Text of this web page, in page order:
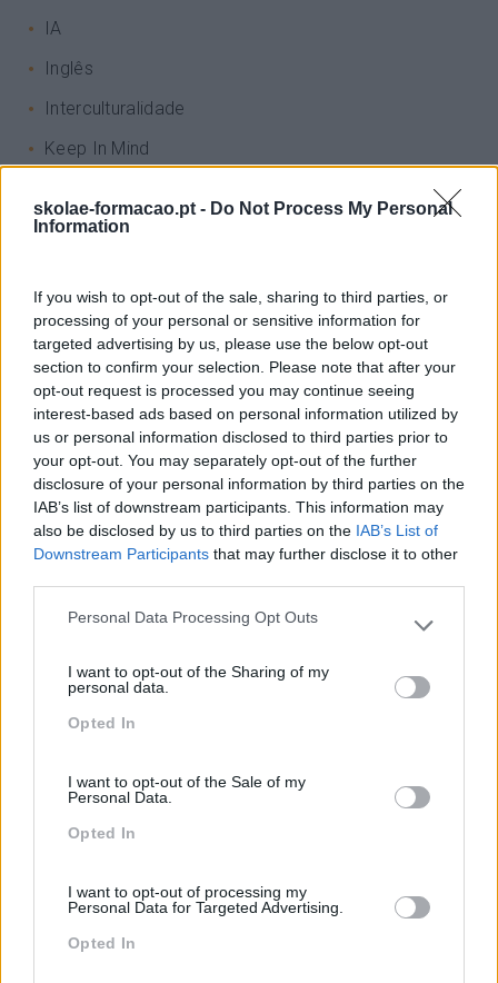
skolae-formacao.pt - Do Not Process My Personal
Information
If you wish to opt-out of the sale, sharing to third parties, or
processing of your personal or sensitive information for
targeted advertising by us, please use the below opt-out
section to confirm your selection. Please note that after your
opt-out request is processed you may continue seeing
interest-based ads based on personal information utilized by
us or personal information disclosed to third parties prior to
your opt-out. You may separately opt-out of the further
disclosure of your personal information by third parties on the
IAB’s list of downstream participants. This information may
also be disclosed by us to third parties on the IAB’s List of
Downstream Participants that may further disclose it to other
Please note that this website/app uses one or more Google
not limited to your visit or usage behaviour. You may click to
grant or deny consent to Google and its third-party tags to
use your data for below specified purposes in below Google
Personal Data Processing Opt Outs
I want to opt-out of the Sharing of my
personal data.
Opted In
I want to opt-out of the Sale of my
Personal Data.
Opted In
I want to opt-out of processing my
Personal Data for Targeted Advertising.
Opted In
IA
Inglês
Interculturalidade
Keep In Mind
Mudança
Pessoas
PORTO RH MEETING
Recursos Humanos
Sem Categoria
Sustentabilidade
Team Building
Tecnologias De Informação
Vendas E Negociação
Recentes
Feedback fora do
calendário
Como usar a escuta
ativa para reter talento,